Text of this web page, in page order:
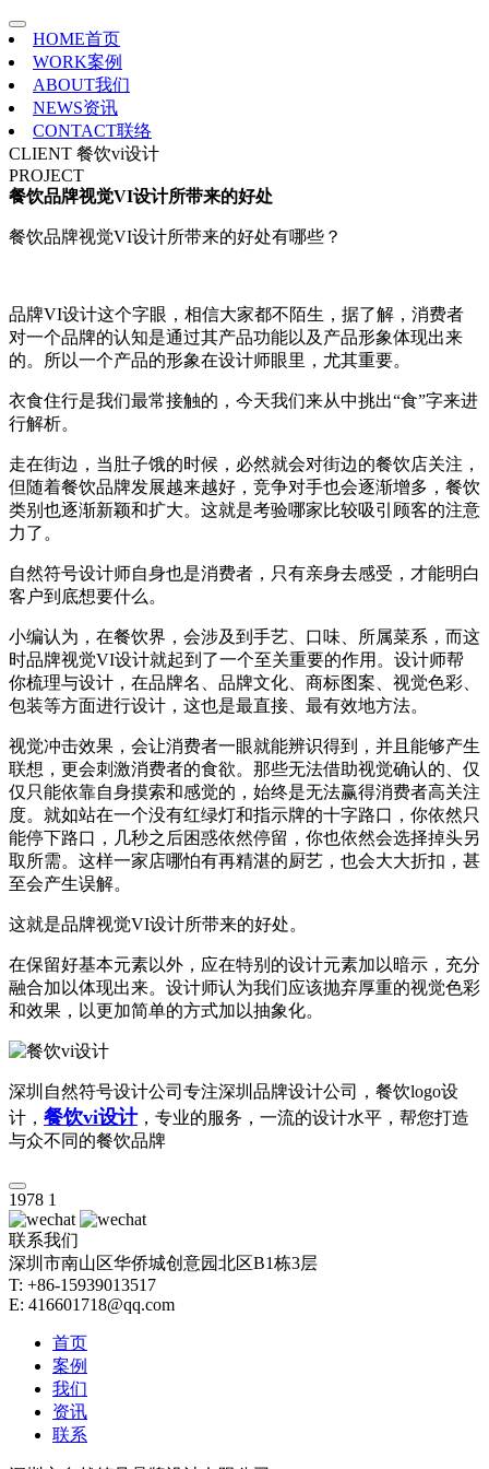
HOME首页
WORK案例
ABOUT我们
NEWS资讯
CONTACT联络
CLIENT 餐饮vi设计
PROJECT
餐饮品牌视觉VI设计所带来的好处
餐饮品牌视觉VI设计所带来的好处有哪些？
品牌VI设计这个字眼，相信大家都不陌生，据了解，消费者
对一个品牌的认知是通过其产品功能以及产品形象体现出来
的。所以一个产品的形象在设计师眼里，尤其重要。
衣食住行是我们最常接触的，今天我们来从中挑出“食”字来进
行解析。
走在街边，当肚子饿的时候，必然就会对街边的餐饮店关注，
但随着餐饮品牌发展越来越好，竞争对手也会逐渐增多，餐饮
类别也逐渐新颖和扩大。这就是考验哪家比较吸引顾客的注意
力了。
自然符号设计师自身也是消费者，只有亲身去感受，才能明白
客户到底想要什么。
小编认为，在餐饮界，会涉及到手艺、口味、所属菜系，而这
时品牌视觉VI设计就起到了一个至关重要的作用。设计师帮
你梳理与设计，在品牌名、品牌文化、商标图案、视觉色彩、
包装等方面进行设计，这也是最直接、最有效地方法。
视觉冲击效果，会让消费者一眼就能辨识得到，并且能够产生
联想，更会刺激消费者的食欲。那些无法借助视觉确认的、仅
仅只能依靠自身摸索和感觉的，始终是无法赢得消费者高关注
度。就如站在一个没有红绿灯和指示牌的十字路口，你依然只
能停下路口，几秒之后困惑依然停留，你也依然会选择掉头另
取所需。这样一家店哪怕有再精湛的厨艺，也会大大折扣，甚
至会产生误解。
这就是品牌视觉VI设计所带来的好处。
在保留好基本元素以外，应在特别的设计元素加以暗示，充分
融合加以体现出来。设计师认为我们应该抛弃厚重的视觉色彩
和效果，以更加简单的方式加以抽象化。
深圳自然符号设计公司专注深圳品牌设计公司，餐饮logo设
计， 餐饮vi设计，专业的服务，一流的设计水平，帮您打造
与众不同的餐饮品牌
1978 1
联系我们
深圳市南山区华侨城创意园北区B1栋3层
T: +86-15939013517
E: 416601718@qq.com
首页
案例
我们
资讯
联系